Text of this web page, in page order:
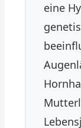
eine